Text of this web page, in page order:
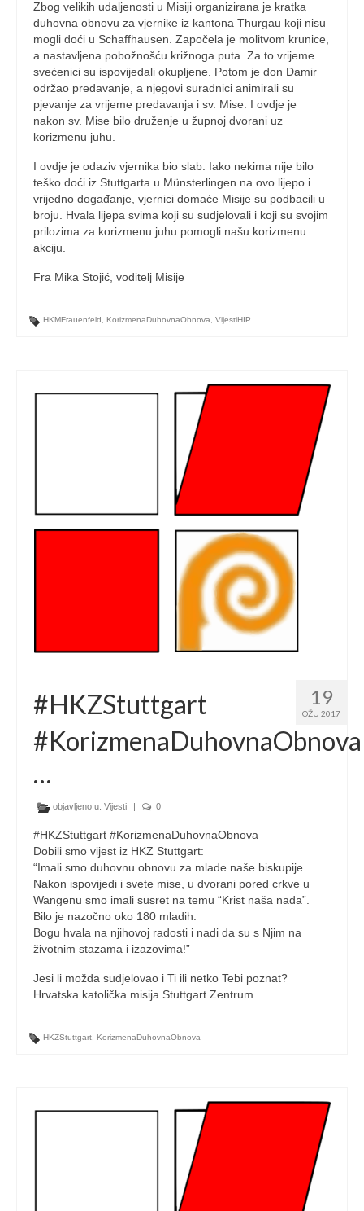
Zbog velikih udaljenosti u Misiji organizirana je kratka
duhovna obnovu za vjernike iz kantona Thurgau koji nisu
mogli doći u Schaffhausen. Započela je molitvom krunice,
a nastavljena pobožnošću križnoga puta. Za to vrijeme
svećenici su ispovijedali okupljene. Potom je don Damir
održao predavanje, a njegovi suradnici animirali su
pjevanje za vrijeme predavanja i sv. Mise. I ovdje je
nakon sv. Mise bilo druženje u župnoj dvorani uz
korizmenu juhu.
I ovdje je odaziv vjernika bio slab. Iako nekima nije bilo
teško doći iz Stuttgarta u Münsterlingen na ovo lijepo i
vrijedno događanje, vjernici domaće Misije su podbacili u
broju. Hvala lijepa svima koji su sudjelovali i koji su svojim
prilozima za korizmenu juhu pomogli našu korizmenu
akciju.
Fra Mika Stojić, voditelj Misije
HKMFrauenfeld KorizmenaDuhovnaObnova VijestiHIP
19
OŽU 2017
#HKZStuttgart
#KorizmenaDuhovnaObnova
…
objavljeno u: Vijesti | 0
#HKZStuttgart #KorizmenaDuhovnaObnova
Dobili smo vijest iz HKZ Stuttgart:
“Imali smo duhovnu obnovu za mlade naše biskupije.
Nakon ispovijedi i svete mise, u dvorani pored crkve u
Wangenu smo imali susret na temu “Krist naša nada”.
Bilo je nazočno oko 180 mladih.
Bogu hvala na njihovoj radosti i nadi da su s Njim na
životnim stazama i izazovima!”
Jesi li možda sudjelovao i Ti ili netko Tebi poznat?
Hrvatska katolička misija Stuttgart Zentrum
HKZStuttgart KorizmenaDuhovnaObnova